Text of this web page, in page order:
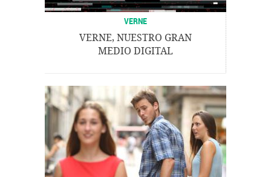
VERNE
VERNE, NUESTRO GRAN
MEDIO DIGITAL